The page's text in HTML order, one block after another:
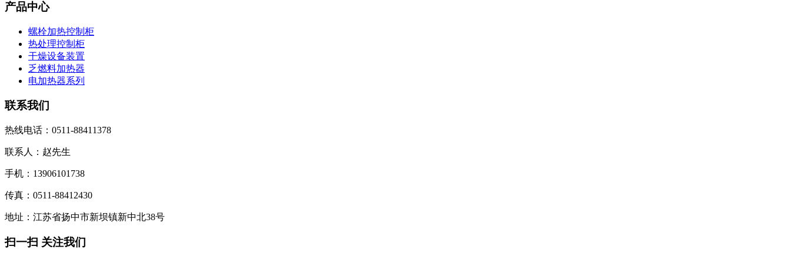
产品中心
螺栓加热控制柜
热处理控制柜
干燥设备装置
乏燃料加热器
电加热器系列
联系我们
热线电话：0511-88411378
联系人：赵先生
手机：13906101738
传真：0511-88412430
地址：江苏省扬中市新坝镇新中北38号
扫一扫 关注我们